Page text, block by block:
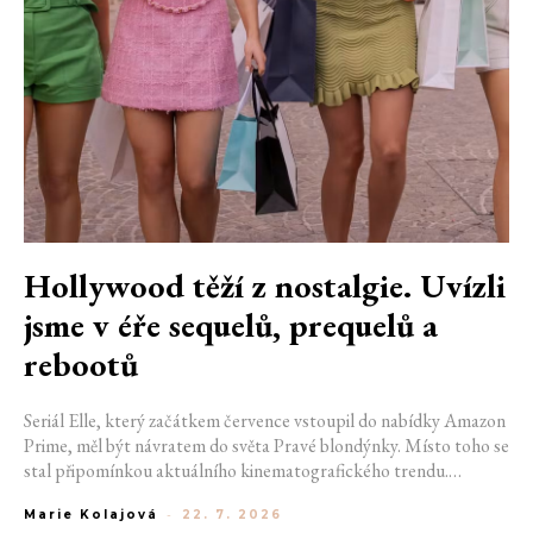
Hollywood těží z nostalgie. Uvízli
jsme v éře sequelů, prequelů a
rebootů
Seriál Elle, který začátkem července vstoupil do nabídky Amazon
Prime, měl být návratem do světa Pravé blondýnky. Místo toho se
stal připomínkou aktuálního kinematografického trendu.
Prequely, sequely, spin-offy i rebooty zaplnily kina i streamovací
Marie Kolajová - 22. 7. 2026